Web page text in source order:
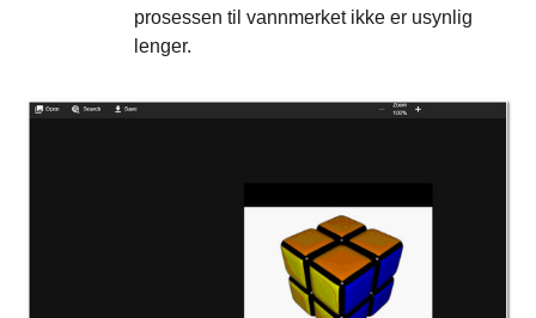
prosessen til vannmerket ikke er usynlig
lenger.